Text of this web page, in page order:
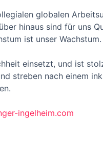
globalen
hinaus sind für uns
ist unser Wachstum.
einsetzt, und ist
streben nach einem
ingelheim.com